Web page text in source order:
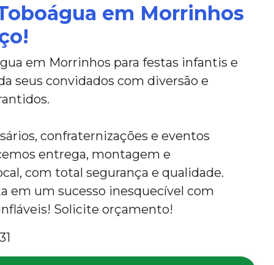
em Morrinhos
em Morrinhos para festas infantis e
seus convidados com diversão e
confraternizações e eventos
entrega, montagem e
com total segurança e qualidade.
em um sucesso inesquecível com
Solicite orçamento!